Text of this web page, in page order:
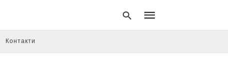
Контакти